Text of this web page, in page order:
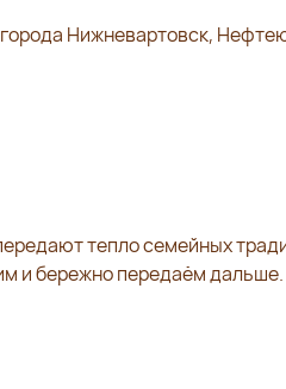
Нижневартовск,
тепло семейных
и бережно передаём дальше.